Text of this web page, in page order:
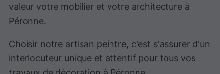
valeur votre mobilier et votre architecture à
Péronne.
Choisir notre artisan peintre, c'est s'assurer d'un
interlocuteur unique et attentif pour tous vos